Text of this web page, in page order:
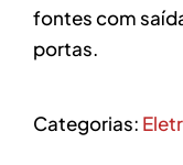
fontes com
portas.
Categorias: